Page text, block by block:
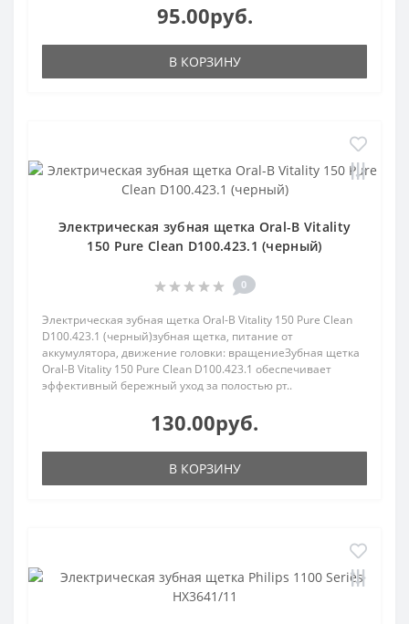
95.00руб.
В КОРЗИНУ
Электрическая зубная щетка Oral-B Vitality
150 Pure Clean D100.423.1 (черный)
0
Электрическая зубная щетка Oral-B Vitality 150 Pure Clean
D100.423.1 (черный)зубная щетка, питание от
аккумулятора, движение головки: вращениеЗубная щетка
Oral-B Vitality 150 Pure Clean D100.423.1 обеспечивает
эффективный бережный уход за полостью рт..
130.00руб.
В КОРЗИНУ